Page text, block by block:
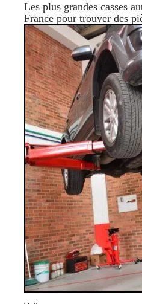
Les plus grandes casses
France pour trouver des